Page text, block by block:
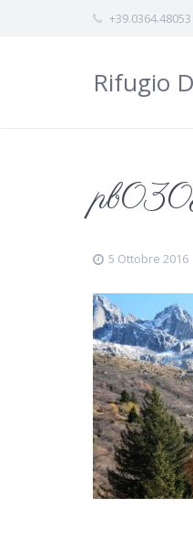
+39.0364.48053
Rifugio
5 Ottobre 2016